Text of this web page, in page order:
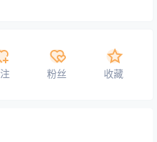
粉丝 收藏